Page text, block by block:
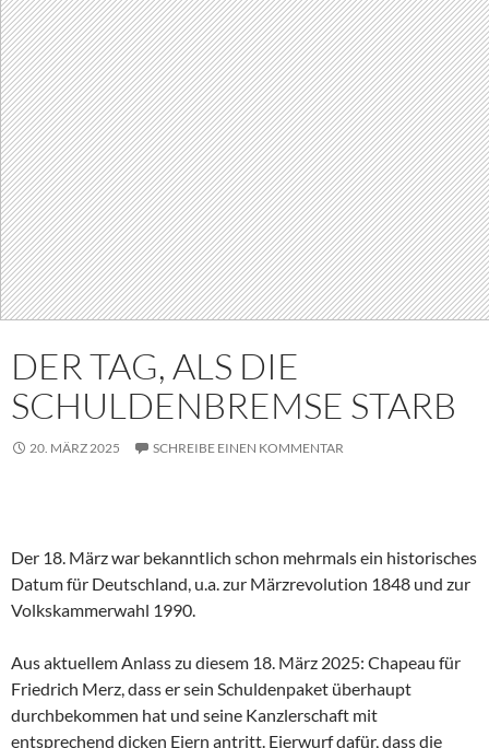
DER TAG, ALS DIE
SCHULDENBREMSE STARB
20. MÄRZ 2025 SCHREIBE EINEN KOMMENTAR
Der 18. März war bekanntlich schon mehrmals ein historisches
Datum für Deutschland, u.a. zur Märzrevolution 1848 und zur
Volkskammerwahl 1990.
Aus aktuellem Anlass zu diesem 18. März 2025: Chapeau für
Friedrich Merz, dass er sein Schuldenpaket überhaupt
durchbekommen hat und seine Kanzlerschaft mit
entsprechend dicken Eiern antritt. Eierwurf dafür, dass die